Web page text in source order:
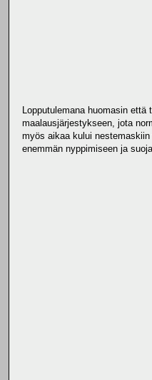
Lopputulemana huomasin
maalausjärjestykseen, jota
myös aikaa kului
enemmän nyppimiseen ja